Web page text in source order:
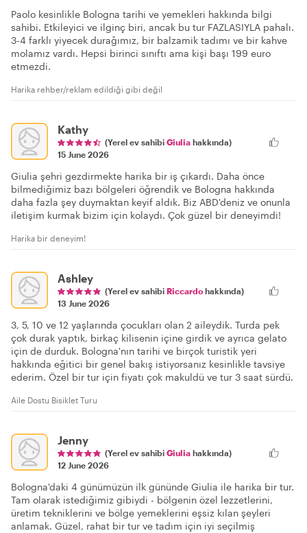
Paolo kesinlikle Bologna tarihi ve yemekleri hakkında bilgi
sahibi. Etkileyici ve ilginç biri, ancak bu tur FAZLASIYLA pahalı.
3-4 farklı yiyecek durağımız, bir balzamik tadımı ve bir kahve
molamız vardı. Hepsi birinci sınıftı ama kişi başı 199 euro
etmezdi.
Harika rehber/reklam edildiği gibi değil
Kathy
(Yerel ev sahibi Giulia hakkında)
15 June 2026
Giulia şehri gezdirmekte harika bir iş çıkardı. Daha önce
bilmediğimiz bazı bölgeleri öğrendik ve Bologna hakkında
daha fazla şey duymaktan keyif aldık. Biz ABD'deniz ve onunla
iletişim kurmak bizim için kolaydı. Çok güzel bir deneyimdi!
Harika bir deneyim!
Ashley
(Yerel ev sahibi Riccardo hakkında)
13 June 2026
3, 5, 10 ve 12 yaşlarında çocukları olan 2 aileydik. Turda pek
çok durak yaptık, birkaç kilisenin içine girdik ve ayrıca gelato
için de durduk. Bologna'nın tarihi ve birçok turistik yeri
hakkında eğitici bir genel bakış istiyorsanız kesinlikle tavsiye
ederim. Özel bir tur için fiyatı çok makuldü ve tur 3 saat sürdü.
Aile Dostu Bisiklet Turu
Jenny
(Yerel ev sahibi Giulia hakkında)
12 June 2026
Bologna'daki 4 günümüzün ilk gününde Giulia ile harika bir tur.
Tam olarak istediğimiz gibiydi - bölgenin özel lezzetlerini,
üretim tekniklerini ve bölge yemeklerini eşsiz kılan şeyleri
anlamak. Güzel, rahat bir tur ve tadım için iyi seçilmiş